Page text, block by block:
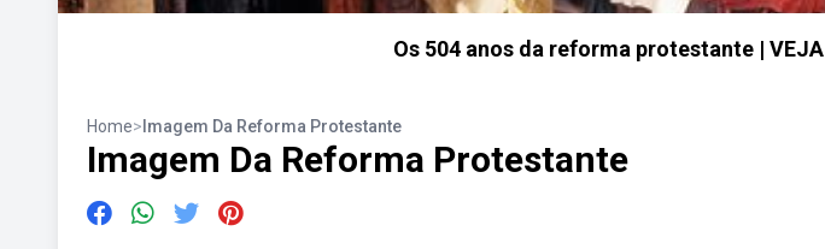
Os 504 anos da reforma protestante | VEJA
Home> Imagem Da Reforma Protestante
Imagem Da Reforma Protestante